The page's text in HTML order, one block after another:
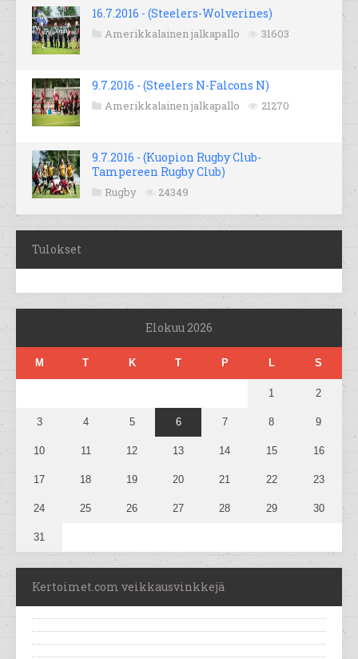
16.7.2016 - (Steelers-Wolverines)
Amerikkalainen jalkapallo 31603
9.7.2016 - (Steelers N-Falcons N)
Amerikkalainen jalkapallo 21270
9.7.2016 - (Kuopion Rugby Club-
Tampereen Rugby Club)
Rugby 24349
Tulokset
Elokuu 2026
M T K T P L S
1 2
3 4 5 6 7 8 9
10 11 12 13 14 15 16
17 18 19 20 21 22 23
24 25 26 27 28 29 30
31
Kertoimet.com veikkausvinkkejä